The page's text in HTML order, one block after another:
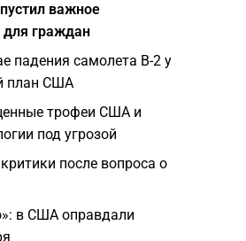
важное
граждан
падения самолета B-2 у
план США
трофеи США и
под угрозой
после вопроса о
в США оправдали